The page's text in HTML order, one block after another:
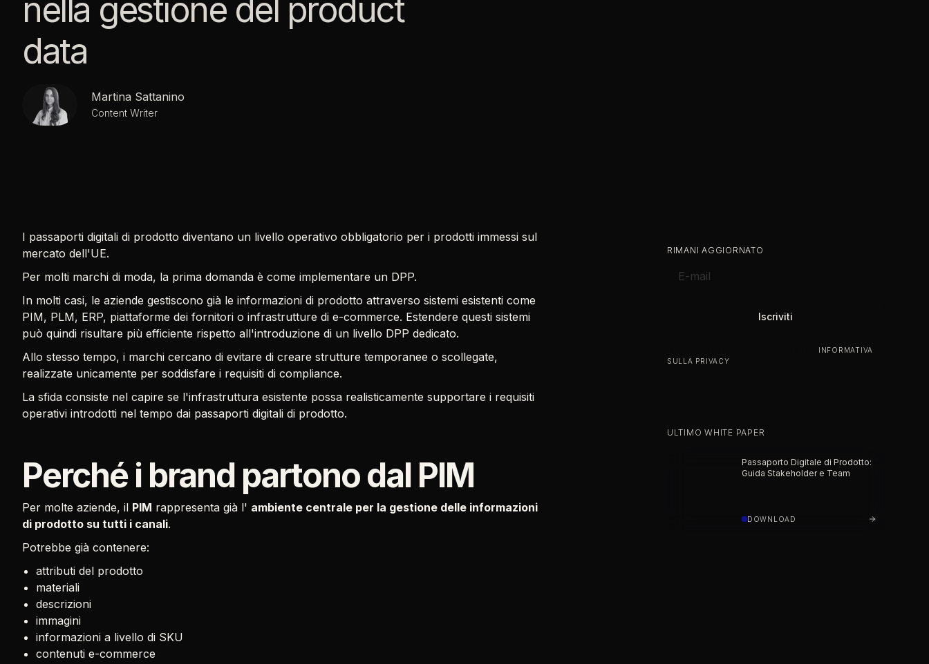
nella gestione del product
data
Martina Sattanino
Content Writer
I passaporti digitali di prodotto diventano un livello operativo obbligatorio per i prodotti immessi sul
mercato dell'UE.
Per molti marchi di moda, la prima domanda è come implementare un DPP.
In molti casi, le aziende gestiscono già le informazioni di prodotto attraverso sistemi esistenti come
PIM, PLM, ERP, piattaforme dei fornitori o infrastrutture di e-commerce. Estendere questi sistemi
può quindi risultare più efficiente rispetto all'introduzione di un livello DPP dedicato.
Allo stesso tempo, i marchi cercano di evitare di creare strutture temporanee o scollegate,
realizzate unicamente per soddisfare i requisiti di compliance.
La sfida consiste nel capire se l'infrastruttura esistente possa realisticamente supportare i requisiti
operativi introdotti nel tempo dai passaporti digitali di prodotto.
Perché i brand partono dal PIM
Per molte aziende, il PIM rappresenta già l' ambiente centrale per la gestione delle informazioni
di prodotto su tutti i canali.
Potrebbe già contenere:
attributi del prodotto
materiali
descrizioni
immagini
informazioni a livello di SKU
contenuti e-commerce
RIMANI AGGIORNATO
INFORMATIVA
SULLA PRIVACY
ULTIMO WHITE PAPER
Passaporto Digitale di Prodotto:
Guida Stakeholder e Team
DOWNLOAD